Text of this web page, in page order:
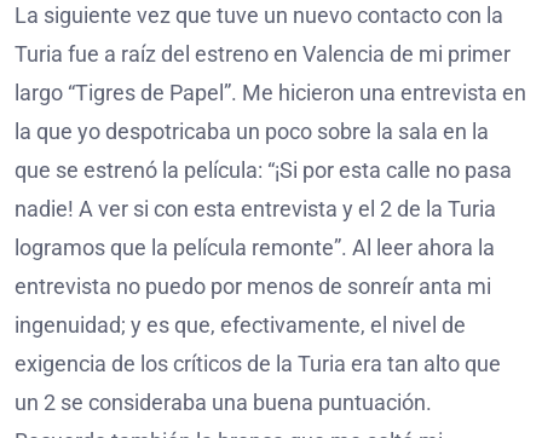
La siguiente vez que tuve un nuevo contacto con la
Turia fue a raíz del estreno en Valencia de mi primer
largo “Tigres de Papel”. Me hicieron una entrevista en
la que yo despotricaba un poco sobre la sala en la
que se estrenó la película: “¡Si por esta calle no pasa
nadie! A ver si con esta entrevista y el 2 de la Turia
logramos que la película remonte”. Al leer ahora la
entrevista no puedo por menos de sonreír anta mi
ingenuidad; y es que, efectivamente, el nivel de
exigencia de los críticos de la Turia era tan alto que
un 2 se consideraba una buena puntuación.